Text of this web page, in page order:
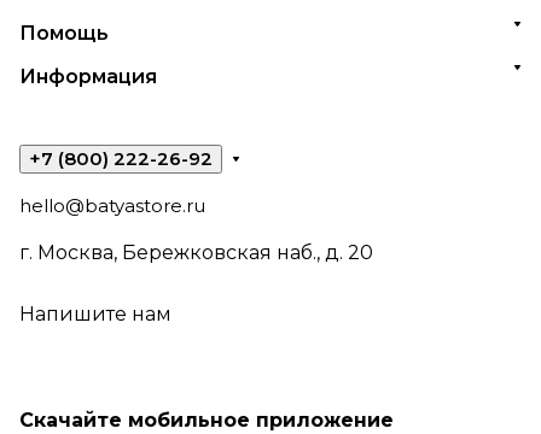
Помощь
Информация
+7 (800) 222-26-92
hello@batyastore.ru
г. Москва, Бережковская наб., д. 20
Напишите нам
Скачайте мобильное приложение